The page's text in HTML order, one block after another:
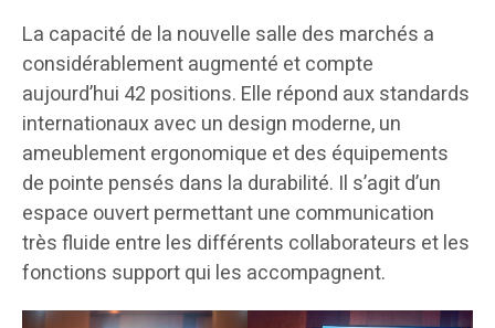
La capacité de la nouvelle salle des marchés a
considérablement augmenté et compte
aujourd’hui 42 positions. Elle répond aux standards
internationaux avec un design moderne, un
ameublement ergonomique et des équipements
de pointe pensés dans la durabilité. Il s’agit d’un
espace ouvert permettant une communication
très fluide entre les différents collaborateurs et les
fonctions support qui les accompagnent.